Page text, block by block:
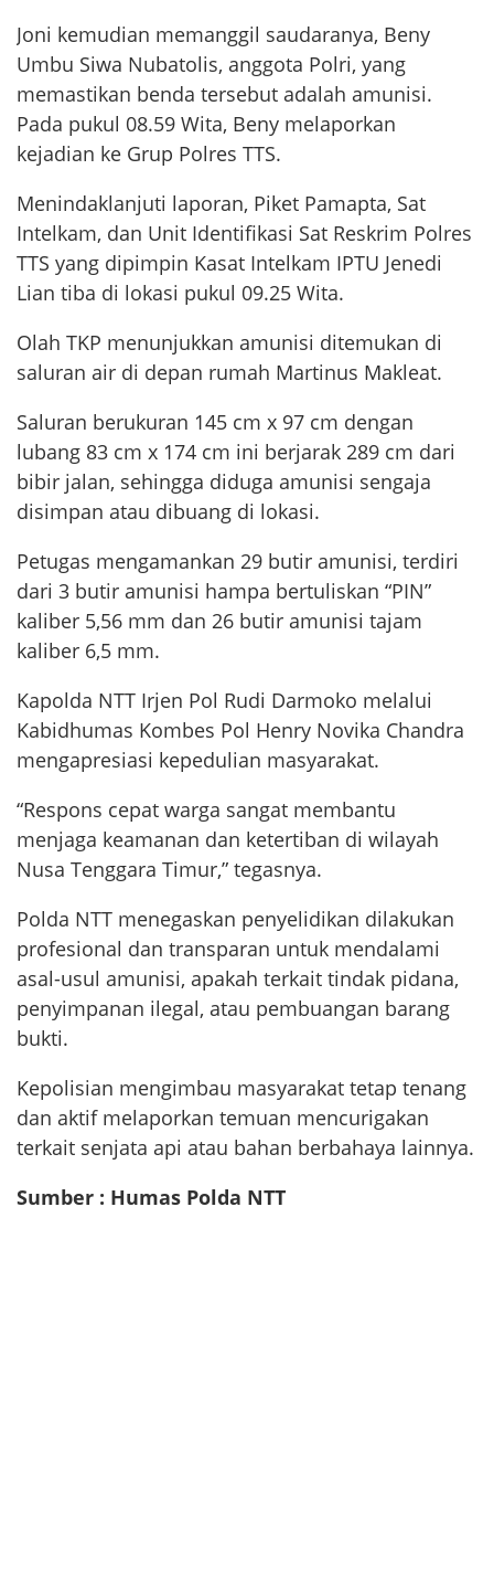
Joni kemudian memanggil saudaranya, Beny
Umbu Siwa Nubatolis, anggota Polri, yang
memastikan benda tersebut adalah amunisi.
Pada pukul 08.59 Wita, Beny melaporkan
kejadian ke Grup Polres TTS.
Menindaklanjuti laporan, Piket Pamapta, Sat
Intelkam, dan Unit Identifikasi Sat Reskrim Polres
TTS yang dipimpin Kasat Intelkam IPTU Jenedi
Lian tiba di lokasi pukul 09.25 Wita.
Olah TKP menunjukkan amunisi ditemukan di
saluran air di depan rumah Martinus Makleat.
Saluran berukuran 145 cm x 97 cm dengan
lubang 83 cm x 174 cm ini berjarak 289 cm dari
bibir jalan, sehingga diduga amunisi sengaja
disimpan atau dibuang di lokasi.
Petugas mengamankan 29 butir amunisi, terdiri
dari 3 butir amunisi hampa bertuliskan “PIN”
kaliber 5,56 mm dan 26 butir amunisi tajam
kaliber 6,5 mm.
Kapolda NTT Irjen Pol Rudi Darmoko melalui
Kabidhumas Kombes Pol Henry Novika Chandra
mengapresiasi kepedulian masyarakat.
“Respons cepat warga sangat membantu
menjaga keamanan dan ketertiban di wilayah
Nusa Tenggara Timur,” tegasnya.
Polda NTT menegaskan penyelidikan dilakukan
profesional dan transparan untuk mendalami
asal-usul amunisi, apakah terkait tindak pidana,
penyimpanan ilegal, atau pembuangan barang
bukti.
Kepolisian mengimbau masyarakat tetap tenang
dan aktif melaporkan temuan mencurigakan
terkait senjata api atau bahan berbahaya lainnya.
Sumber : Humas Polda NTT